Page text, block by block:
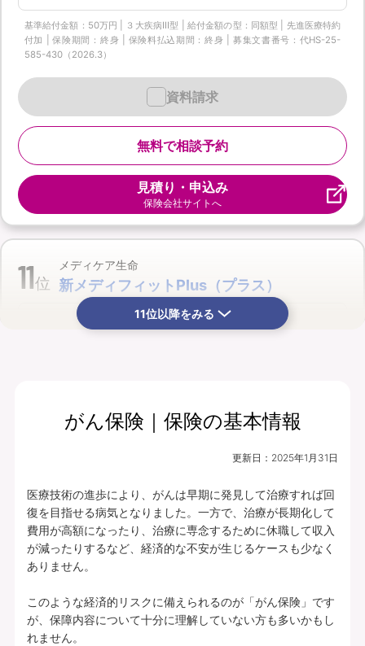
基準給付金額：50万円 | ３大疾病Ⅲ型 | 給付金額の型：同額型 | 先進医療特約
付加 | 保険期間：終身 | 保険料払込期間：終身 | 募集文書番号：代HS-25-
585-430（2026.3）
無料で相談予約
資料請求
見積り・申込み
保険会社サイトへ
11位
メディケア生命
新メディフィットPlus（プラス）
月払保険料 保険期間
プランの中身を見る
所定の理由に該当されたとき、複数種類の
一時給付金をそれぞれお支払いします（そ
各特定疾病それぞれ、初回のお支払金額を
上乗せしてお支払いすることができます。
11位以降をみる
がん保険｜保険の基本情報
更新日： 2025年1月31日
医療技術の進歩により、がんは早期に発見して治療すれば回
復を目指せる病気となりました。一方で、治療が長期化して
費用が高額になったり、治療に専念するために休職して収入
が減ったりするなど、経済的な不安が生じるケースも少なく
ありません。
このような経済的リスクに備えられるのが「がん保険」です
が、保障内容について十分に理解していない方も多いかもし
れません。